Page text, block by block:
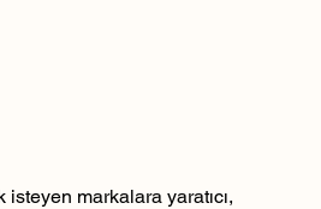
markalara yaratıcı,